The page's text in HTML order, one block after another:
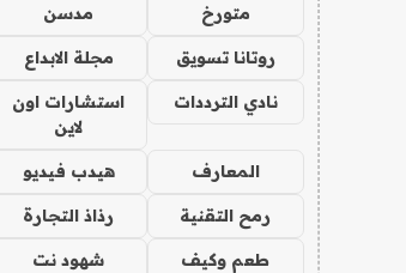
متورخ مدسن
روتانا تسويق مجلة الابداع
نادي الترددات
استشارات اون
لاين
المعارف هيدب فيديو
رمح التقنية رذاذ التجارة
طعم وكيف شهود نت